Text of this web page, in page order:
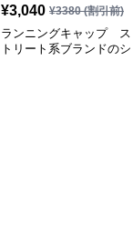
¥3,040 ¥3380(割引前)
ランニングキャップ ス
トリート系ブランドのシ